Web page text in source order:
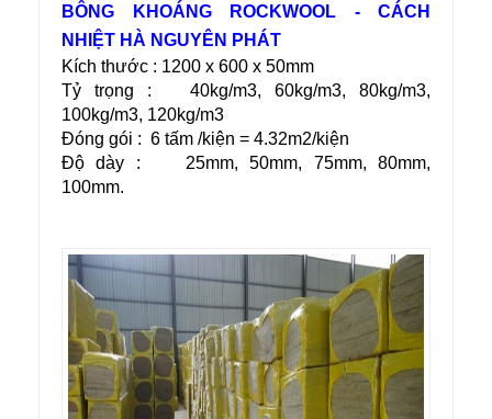
BÔNG KHOÁNG ROCKWOOL - CÁCH
NHIỆT HÀ NGUYÊN PHÁT
Kích thước : 1200 x 600 x 50mm
Tỷ trọng : 40kg/m3, 60kg/m3, 80kg/m3,
100kg/m3, 120kg/m3
Đóng gói : 6 tấm /kiện = 4.32m2/kiện
Độ dày : 25mm, 50mm, 75mm, 80mm,
100mm.